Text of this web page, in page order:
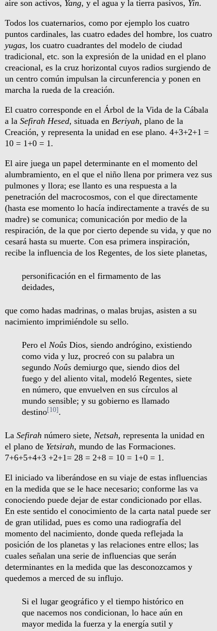
aire son activos, Yang, y el agua y la tierra pasivos, Yin.
Todos los cuaternarios, como por ejemplo los cuatro
puntos cardinales, las cuatro edades del hombre, los cuatro
yugas, los cuatro cuadrantes del modelo de ciudad
tradicional, etc. son la expresión de la unidad en el plano
creacional, es la cruz horizontal cuyos radios surgiendo de
un centro común impulsan la circunferencia y ponen en
marcha la rueda de la creación.
El cuatro corresponde en el Árbol de la Vida de la Cábala
a la Sefirah Hesed, situada en Beriyah, plano de la
Creación, y representa la unidad en ese plano. 4+3+2+1 =
10 = 1+0 = 1.
El aire juega un papel determinante en el momento del
alumbramiento, en el que el niño llena por primera vez sus
pulmones y llora; ese llanto es una respuesta a la
penetración del macrocosmos, con el que directamente
(hasta ese momento lo hacía indirectamente a través de su
madre) se comunica; comunicación por medio de la
respiración, de la que por cierto depende su vida, y que no
cesará hasta su muerte. Con esa primera inspiración,
recibe la influencia de los Regentes, de los siete planetas,
personificación en el firmamento de las
deidades,
que como hadas madrinas, o malas brujas, asisten a su
nacimiento imprimiéndole su sello.
Pero el Noûs Dios, siendo andrógino, existiendo
como vida y luz, procreó con su palabra un
segundo Noûs demiurgo que, siendo dios del
fuego y del aliento vital, modeló Regentes, siete
en número, que envuelven en sus círculos al
mundo sensible; y su gobierno es llamado
destino[10].
La Sefirah número siete, Netsah, representa la unidad en
el plano de Yetsirah, mundo de las Formaciones.
7+6+5+4+3 +2+1= 28 = 2+8 = 10 = 1+0 = 1.
El iniciado va liberándose en su viaje de estas influencias
en la medida que se le hace necesario; conforme las va
conociendo puede dejar de estar condicionado por ellas.
En este sentido el conocimiento de la carta natal puede ser
de gran utilidad, pues es como una radiografía del
momento del nacimiento, donde queda reflejada la
posición de los planetas y las relaciones entre ellos; las
cuales señalan una serie de influencias que serán
determinantes en la medida que las desconozcamos y
quedemos a merced de su influjo.
Si el lugar geográfico y el tiempo histórico en
que nacemos nos condicionan, lo hace aún en
mayor medida la fuerza y la energía sutil y